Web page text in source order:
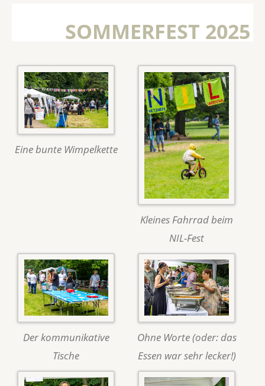
SOMMERFEST 2025
Eine bunte Wimpelkette
Kleines Fahrrad beim
NIL-Fest
Der kommunikative
Tische
Ohne Worte (oder: das
Essen war sehr lecker!)